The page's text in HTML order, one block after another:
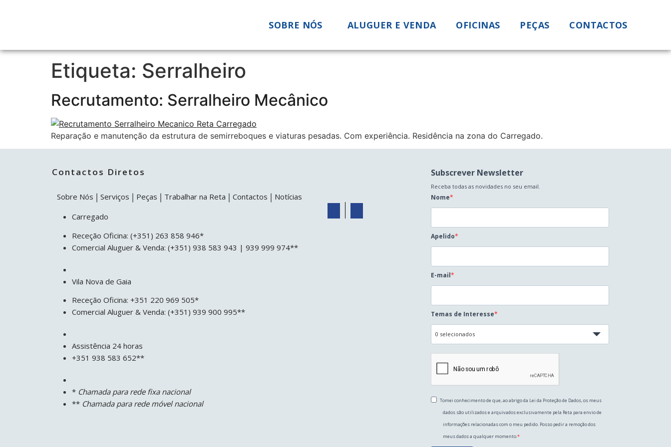
SOBRE NÓS ALUGUER E VENDA OFICINAS PEÇAS CONTACTOS
Etiqueta: Serralheiro
Recrutamento: Serralheiro Mecânico
Reparação e manutenção da estrutura de semirreboques e viaturas pesadas. Com experiência. Residência na zona do Carregado.
Contactos Diretos
Sobre Nós Serviços Peças Trabalhar na Reta Contactos
Notícias
Carregado
Receção Oficina: (+351) 263 858 946*
Comercial Aluguer & Venda: (+351) 938 583 943 | 939 999 974**
Vila Nova de Gaia
Receção Oficina: +351 220 969 505*
Comercial Aluguer & Venda: (+351) 939 900 995**
Assistência 24 horas
+351 938 583 652**
* Chamada para rede fixa nacional
** Chamada para rede móvel nacional
Subscrever Newsletter
Receba todas as novidades no seu email.
Nome
Apelido
E-mail
Temas de Interesse
0 selecionados
Tomei conhecimento de que, ao abrigo da Lei da Proteção de Dados, os meus
dados são utilizados e arquivados exclusivamente pela Reta para envio de
informações relacionadas com o meu pedido. Posso pedir a remoção dos
meus dados a qualquer momento.